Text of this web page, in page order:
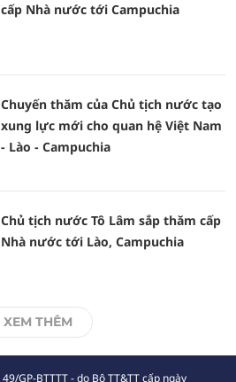
cấp Nhà nước tới Campuchia
Chuyến thăm của Chủ tịch nước tạo
xung lực mới cho quan hệ Việt Nam
- Lào - Campuchia
Chủ tịch nước Tô Lâm sắp thăm cấp
Nhà nước tới Lào, Campuchia
XEM THÊM
49/GP-BTTTT - do Bộ TT&TT cấp ngày